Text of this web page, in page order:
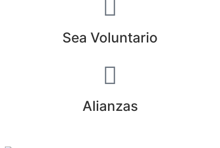
Sea Voluntario
Alianzas